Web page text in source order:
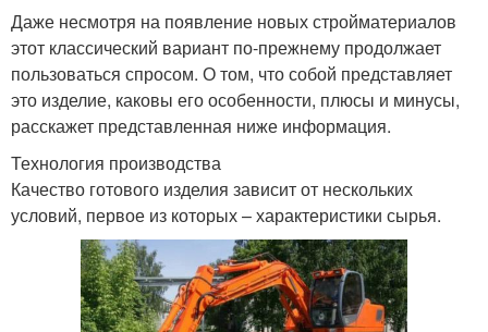
Даже несмотря на появление новых стройматериалов
этот классический вариант по-прежнему продолжает
пользоваться спросом. О том, что собой представляет
это изделие, каковы его особенности, плюсы и минусы,
расскажет представленная ниже информация.
Технология производства
Качество готового изделия зависит от нескольких
условий, первое из которых – характеристики сырья.